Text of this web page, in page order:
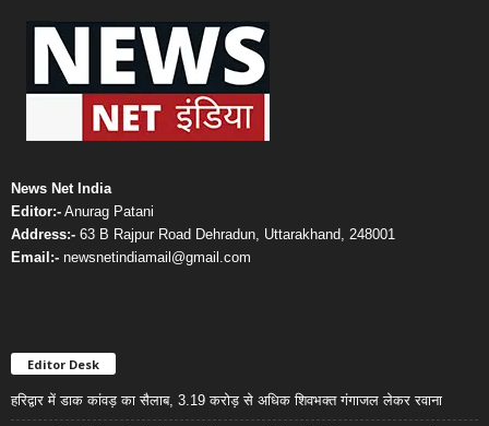
News Net India
Editor:- Anurag Patani
Address:- 63 B Rajpur Road Dehradun, Uttarakhand, 248001
Email:- newsnetindiamail@gmail.com
Editor Desk
हरिद्वार में डाक कांवड़ का सैलाब, 3.19 करोड़ से अधिक शिवभक्त गंगाजल लेकर रवाना